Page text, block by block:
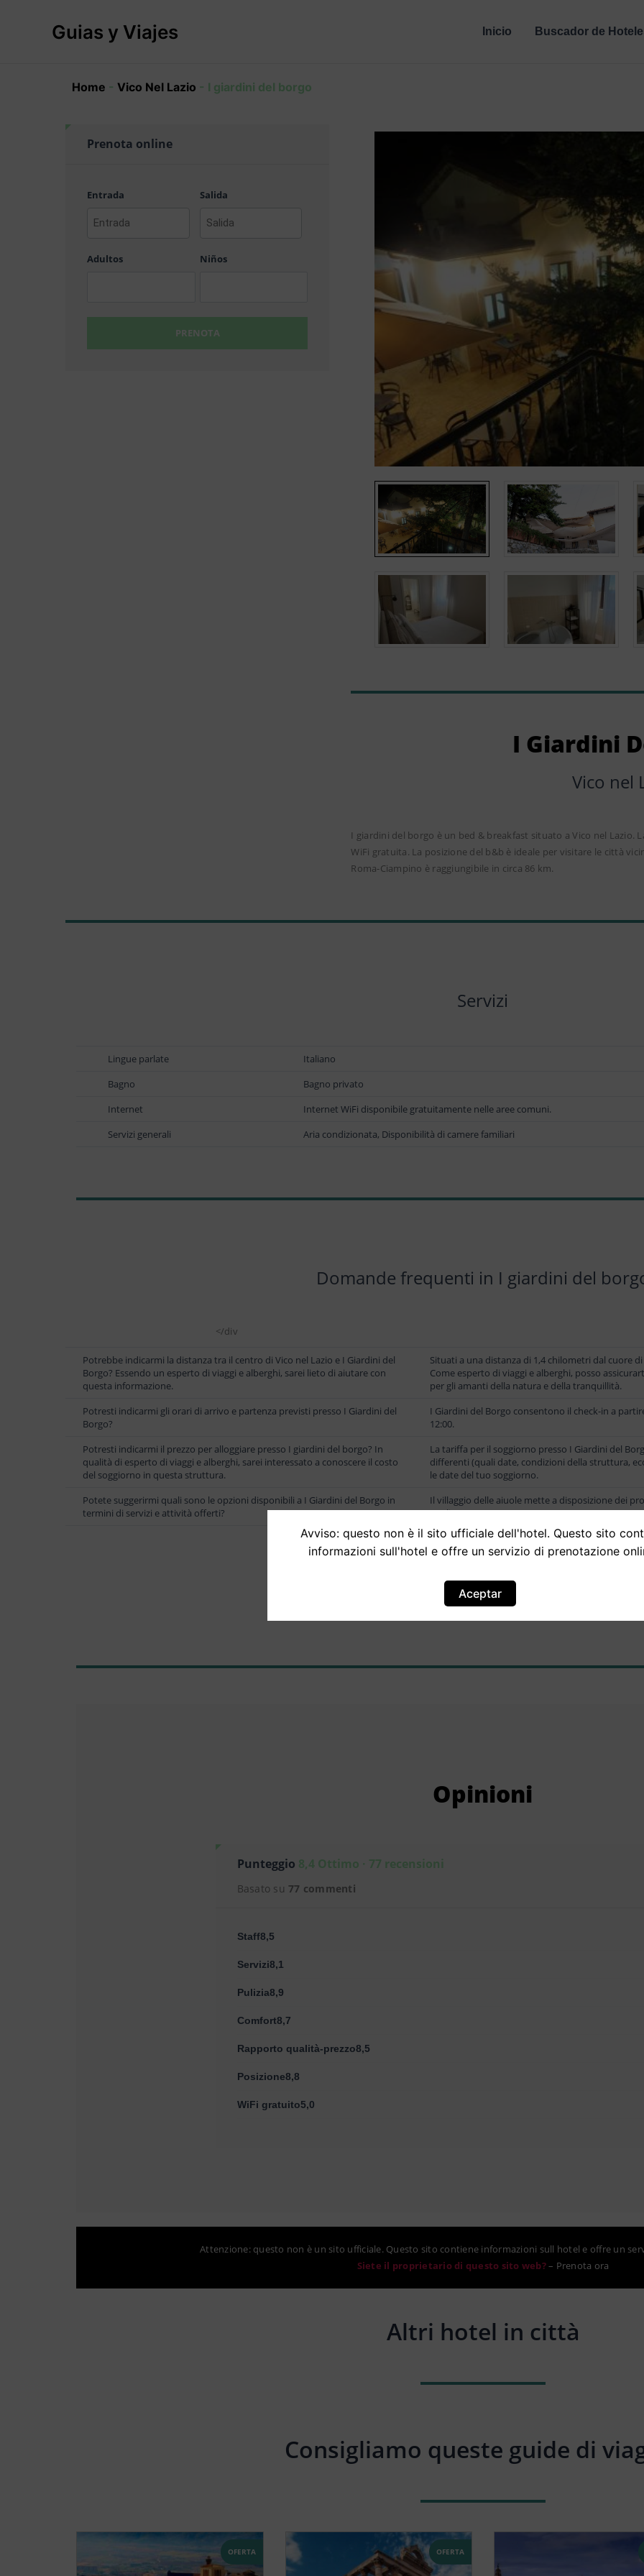
Guias y Viajes Inicio Buscador de
Home - Vico Nel Lazio - I giardini del borgo
Prenota online
Entrada Salida
Adultos Niños
PRENOTA
I Giardini
Vico nel
I giardini del borgo è un bed & breakfast situato a Vico nel
WiFi gratuita. La posizione del b&b è ideale per visitare le città
Roma-Ciampino è raggiungibile in circa 86 km.
Servizi
Lingue parlate
Italiano
Bagno
Bagno privato
Internet
Internet WiFi disponibile gratuitamente nelle aree comuni.
Servizi generali
Aria condizionata, Disponibilità di camere familiari
Domande frequenti in I giardini del
</div
Potrebbe indicarmi la distanza tra il centro di Vico nel Lazio e I Giardini del
Borgo? Essendo un esperto di viaggi e alberghi, sarei lieto di aiutare con
questa informazione.
Situati a una distanza di 1,4 chilometri dal cuore
Come esperto di viaggi e alberghi, posso
per gli amanti della natura e della tranquillità.
Potresti indicarmi gli orari di arrivo e partenza previsti presso I Giardini del
Borgo?
I Giardini del Borgo consentono il check-in a
12:00.
Potresti indicarmi il prezzo per alloggiare presso I giardini del borgo? In
qualità di esperto di viaggi e alberghi, sarei interessato a conoscere il costo
del soggiorno in questa struttura.
La tariffa per il soggiorno presso I Giardini del
differenti (quali date, condizioni della struttura,
le date del tuo soggiorno.
Potete suggerirmi quali sono le opzioni disponibili a I Giardini del Borgo in
termini di servizi e attività offerti?
Il villaggio delle aiuole mette a disposizione dei
quali a pagamento:
Localización
Via Vittorio Emanuele 69, 03010 Vico nel Lazio, Italia
Opinioni
Punteggio 8,4 Ottimo · 77 recensioni
Basato su 77 commenti
Staff8,5
Servizi8,1
Pulizia8,9
Comfort8,7
Rapporto qualità-prezzo8,5
Posizione8,8
WiFi gratuito5,0
Attenzione: questo non è un sito ufficiale. Questo sito contiene informazioni sull hotel e offre un
Siete il proprietario di questo sito web?– Prenota ora
Altri hotel in città
Consigliamo queste guide di
OFERTA OFERTA
Avviso: questo non è il sito ufficiale dell'hotel. Questo sito
informazioni sull'hotel e offre un servizio di prenotazione
Aceptar